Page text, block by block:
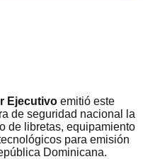
Ejecutivo emitió este
de seguridad nacional la
de libretas, equipamiento
para emisión
Dominicana.